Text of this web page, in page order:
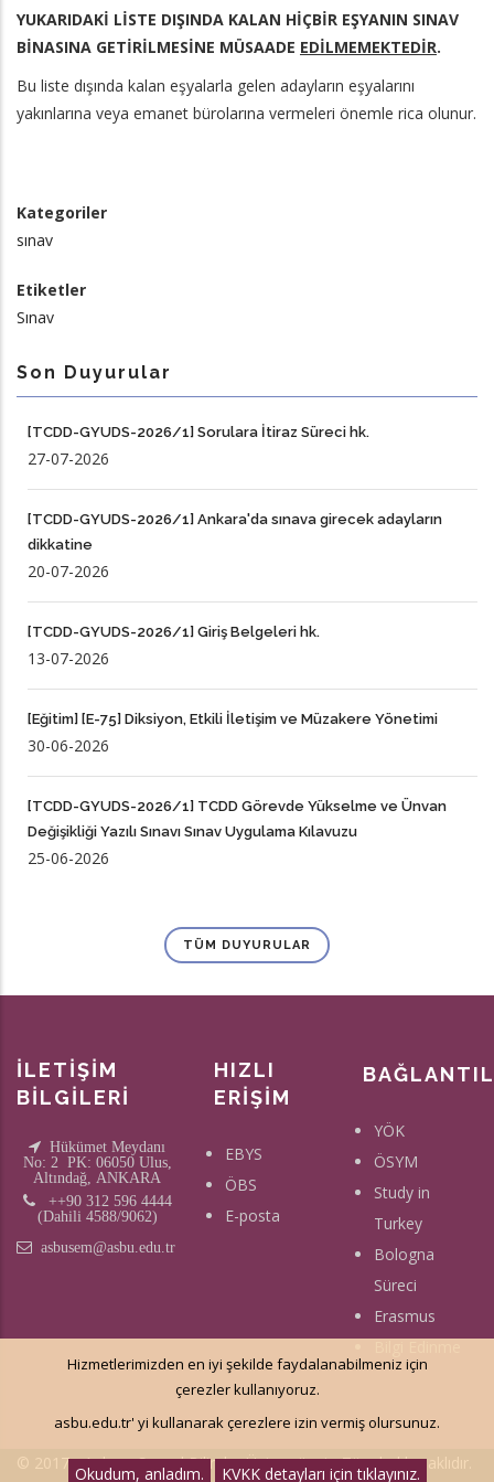
YUKARIDAKİ LİSTE DIŞINDA KALAN HİÇBİR EŞYANIN SINAV
BİNASINA GETİRİLMESİNE MÜSAADE EDİLMEMEKTEDİR.
Bu liste dışında kalan eşyalarla gelen adayların eşyalarını
yakınlarına veya emanet bürolarına vermeleri önemle rica olunur.
Kategoriler
sınav
Etiketler
Sınav
Son Duyurular
[TCDD-GYUDS-2026/1] Sorulara İtiraz Süreci hk.
27-07-2026
[TCDD-GYUDS-2026/1] Ankara'da sınava girecek adayların
dikkatine
20-07-2026
[TCDD-GYUDS-2026/1] Giriş Belgeleri hk.
13-07-2026
[Eğitim] [E-75] Diksiyon, Etkili İletişim ve Müzakere Yönetimi
30-06-2026
[TCDD-GYUDS-2026/1] TCDD Görevde Yükselme ve Ünvan
Değişikliği Yazılı Sınavı Sınav Uygulama Kılavuzu
25-06-2026
TÜM DUYURULAR
İLETİŞİM
BİLGİLERİ
Hükümet Meydanı
No: 2 PK: 06050 Ulus,
Altındağ, ANKARA
++90 312 596 4444
(Dahili 4588/9062)
asbusem@asbu.edu.tr
HIZLI
ERİŞİM
EBYS
ÖBS
E-posta
YÖK
ÖSYM
Study in
Turkey
Bologna
Süreci
Erasmus
© 2017 - Ankara Sosyal Bilimler Üniversitesi - Tüm hakkı saklıdır.
Hizmetlerimizden en iyi şekilde faydalanabilmeniz için
çerezler kullanıyoruz.
asbu.edu.tr' yi kullanarak çerezlere izin vermiş olursunuz.
Okudum, anladım. KVKK detayları için tıklayınız.